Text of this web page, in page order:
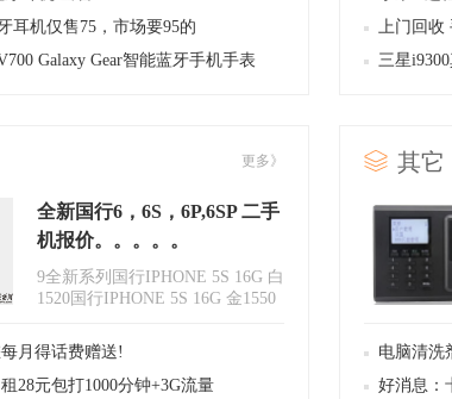
耳机仅售75，市场要95的
Galaxy Gear智能蓝牙手机手表
上门回收
三星
更多》
全新国行6，6S，6P,6SP 二手
机报价。。。。。
9全新系列国行IPHONE 5S 16G 白
1520国行IPHONE 5S 16G 金1550
月得话费赠送!
28元包打1000分钟+3G流量
其它
电脑清洗
好消息：